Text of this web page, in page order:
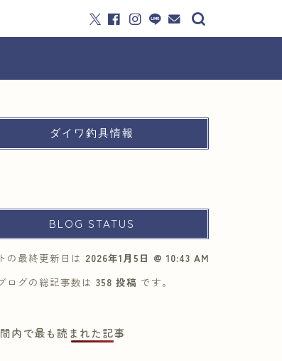
ダイワ釣具情報
BLOG STATUS
の最終更新日は 2026年1月5日 @ 10:43 AM
ログの総記事数は 358 投稿 です。
内で最も読まれた記事